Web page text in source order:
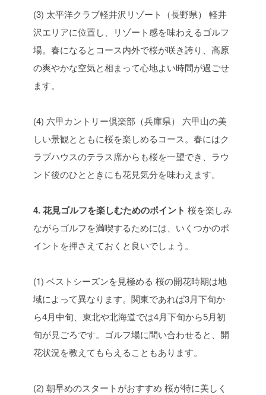
(3) 太平洋クラブ軽井沢リゾート（長野県）
軽井
沢エリアに位置し、リゾート感を味わえるゴルフ
場。春になるとコース内外で桜が咲き誇り、高原
の爽やかな空気と相まって心地よい時間が過ごせ
ます。
(4) 六甲カントリー倶楽部（兵庫県）
六甲山の美
しい景観とともに桜を楽しめるコース。春にはク
ラブハウスのテラス席からも桜を一望でき、ラウ
ンド後のひとときにも花見気分を味わえます。
4. 花見ゴルフを楽しむためのポイント 桜を楽しみ
ながらゴルフを満喫するためには、いくつかのポ
イントを押さえておくと良いでしょう。
(1) ベストシーズンを見極める 桜の開花時期は地
域によって異なります。関東であれば3月下旬か
ら4月中旬、東北や北海道では4月下旬から5月初
旬が見ごろです。ゴルフ場に問い合わせると、開
花状況を教えてもらえることもあります。
(2) 朝早めのスタートがおすすめ 桜が特に美しく